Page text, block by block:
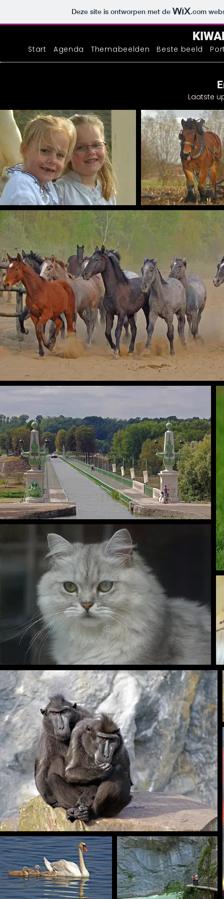
Deze site is ontworpen met de .com
Start Agenda Themabeelden Beste beeld
Laatste